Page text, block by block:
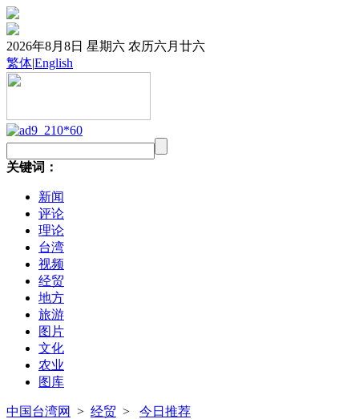
2026年8月8日 星期六 农历六月廿六
繁体|English
关键词：
新闻
评论
理论
台湾
视频
经贸
地方
旅游
图片
文化
农业
图库
中国台湾网 > 经贸 > 今日推荐